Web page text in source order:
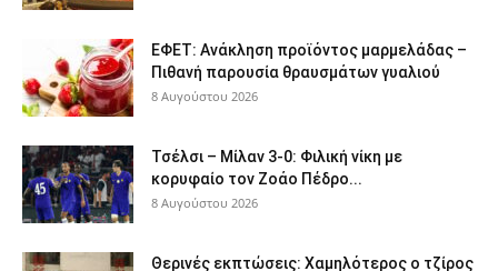
ΕΦΕΤ: Ανάκληση προϊόντος μαρμελάδας –
Πιθανή παρουσία θραυσμάτων γυαλιού
8 Αυγούστου 2026
Τσέλσι – Μίλαν 3-0: Φιλική νίκη με
κορυφαίο τον Ζοάο Πέδρο...
8 Αυγούστου 2026
Θερινές εκπτώσεις: Χαμηλότερος ο τζίρος